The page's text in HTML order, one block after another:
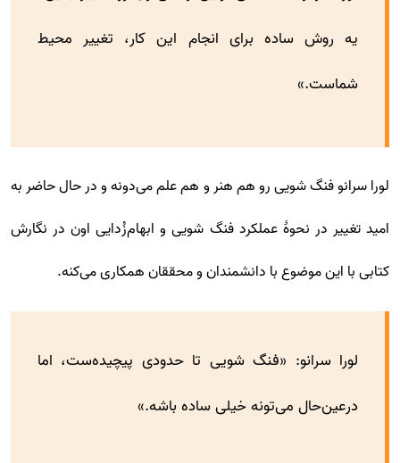
یه روش ساده برای انجام این کار، تغییر محیط
شماست.»
لورا سرانو فنگ شویی رو هم هنر و هم علم می‌دونه و در حال حاضر به
امید تغییر در نحوۀ عملکرد فنگ شویی و ابهام‌زُدایی اون در نگارش
کتابی با این موضوع با دانشمندان و محققان همکاری می‌کنه.
لورا سرانو: «فنگ شویی تا حدودی پیچیده‌ست، اما
درعین‌حال می‌تونه خیلی ساده باشه.»